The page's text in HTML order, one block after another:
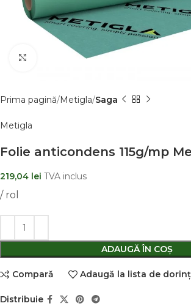
Clic pentru a mãri
Prima pagină Metigla Saga
Metigla
Folie anticondens 115g/mp
219,04 lei TVA inclus
/ rol
ADAUGĂ ÎN COȘ
Comparǎ Adaugă la lista de
Distribuie